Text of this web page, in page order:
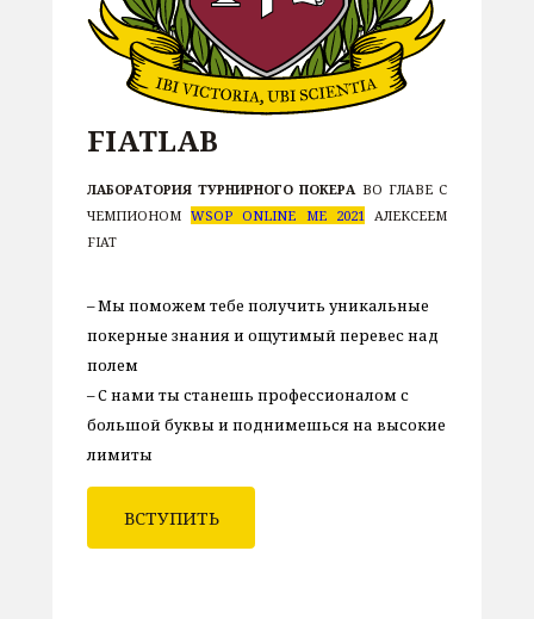
FIATLAB
ЛАБОРАТОРИЯ ТУРНИРНОГО ПОКЕРАВО ГЛАВЕ С
ЧЕМПИОНОМWSOP ONLINE ME 2021АЛЕКСЕЕМ
FIAT
– Мы поможем тебе получить уникальные
покерные знания и ощутимый перевес над
полем
– С нами ты станешь профессионалом с
большой буквы и поднимешься на высокие
лимиты
ВСТУПИТЬ